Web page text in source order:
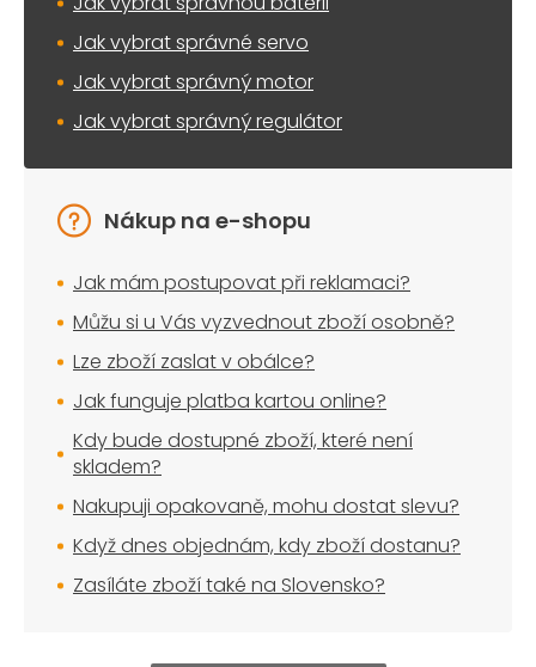
Jak vybrat správné servo
Jak vybrat správný motor
Jak vybrat správný regulátor
Nákup na e-shopu
Jak mám postupovat při reklamaci?
Můžu si u Vás vyzvednout zboží osobně?
Lze zboží zaslat v obálce?
Jak funguje platba kartou online?
Kdy bude dostupné zboží, které není
skladem?
Nakupuji opakovaně, mohu dostat slevu?
Když dnes objednám, kdy zboží dostanu?
Zasíláte zboží také na Slovensko?